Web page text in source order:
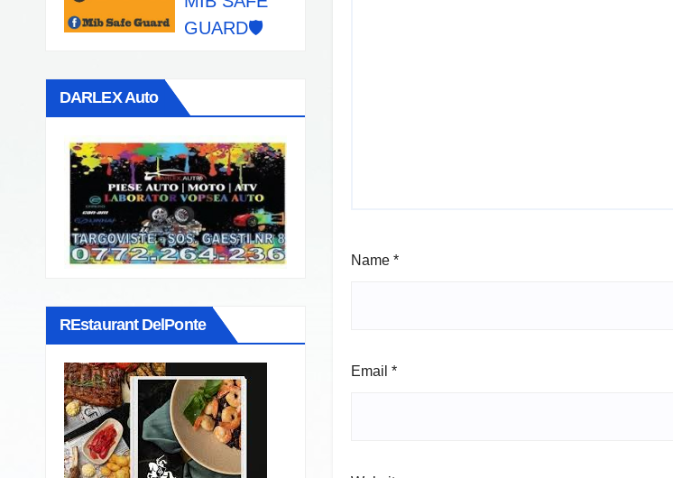
GUARD🛡️
DARLEX Auto
REstaurant DelPonte
Name *
Email *